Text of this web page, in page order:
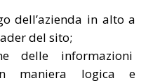
dell’azienda in alto a
del sito;
delle informazioni
maniera logica e